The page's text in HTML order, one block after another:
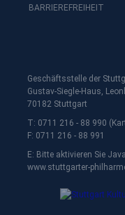
BARRIEREFREIHEIT
Geschäftsstelle der
Gustav-Siegle-Haus,
70182 Stuttgart
T: 0711 216 - 88 990
F: 0711 216 - 88 991
E: Bitte aktivieren Sie
www.stuttgarter-